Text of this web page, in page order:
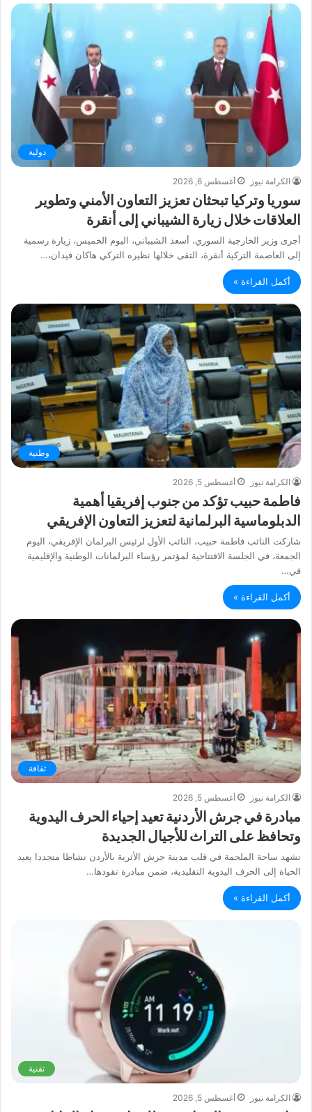
دولية
الكرامة نيوز أغسطس 6, 2026
سوريا وتركيا تبحثان تعزيز التعاون الأمني وتطوير
العلاقات خلال زيارة الشيباني إلى أنقرة
أجرى وزير الخارجية السوري، أسعد الشيباني، اليوم الخميس، زيارة رسمية
إلى العاصمة التركية أنقرة، التقى خلالها نظيره التركي هاكان فيدان،…
أكمل القراءة »
وطنية
الكرامة نيوز أغسطس 5, 2026
فاطمة حبيب تؤكد من جنوب إفريقيا أهمية
الدبلوماسية البرلمانية لتعزيز التعاون الإفريقي
شاركت النائب فاطمة حبيب، النائب الأول لرئيس البرلمان الإفريقي، اليوم
الجمعة، في الجلسة الافتتاحية لمؤتمر رؤساء البرلمانات الوطنية والإقليمية
في…
أكمل القراءة »
ثقافة
الكرامة نيوز أغسطس 5, 2026
مبادرة في جرش الأردنية تعيد إحياء الحرف اليدوية
وتحافظ على التراث للأجيال الجديدة
تشهد ساحة الملحمة في قلب مدينة جرش الأثرية بالأردن نشاطا متجددا يعيد
الحياة إلى الحرف اليدوية التقليدية، ضمن مبادرة تقودها…
أكمل القراءة »
تقنية
الكرامة نيوز أغسطس 5, 2026